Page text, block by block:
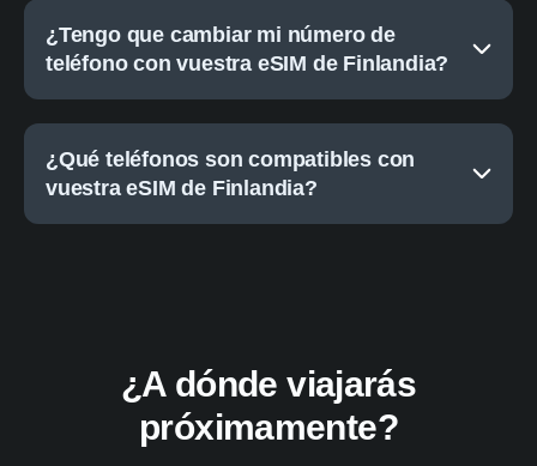
¿Tengo que cambiar mi número de
teléfono con vuestra eSIM de Finlandia?
¿Qué teléfonos son compatibles con
vuestra eSIM de Finlandia?
¿A dónde viajarás
próximamente?